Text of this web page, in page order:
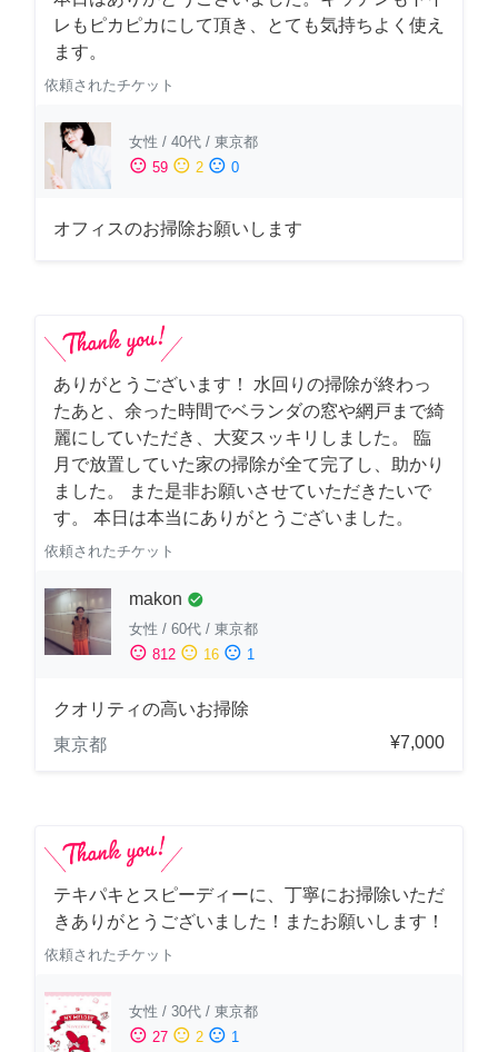
レもピカピカにして頂き、とても気持ちよく使え
ます。
依頼されたチケット
女性 / 40代 / 東京都
sentiment_satisfied 59 sentiment_neutral 2 sentiment_dissatisfied 0
オフィスのお掃除お願いします
ありがとうございます！ 水回りの掃除が終わっ
たあと、余った時間でベランダの窓や網戸まで綺
麗にしていただき、大変スッキリしました。 臨
月で放置していた家の掃除が全て完了し、助かり
ました。 また是非お願いさせていただきたいで
す。 本日は本当にありがとうございました。
依頼されたチケット
makon check_circle
女性 / 60代 / 東京都
sentiment_satisfied 812 sentiment_neutral 16 sentiment_dissatisfied 1
クオリティの高いお掃除
東京都
¥7,000
テキパキとスピーディーに、丁寧にお掃除いただ
きありがとうございました！またお願いします！
依頼されたチケット
女性 / 30代 / 東京都
sentiment_satisfied 27 sentiment_neutral 2 sentiment_dissatisfied 1